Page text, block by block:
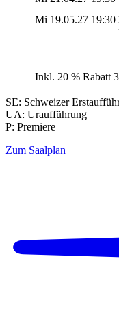
Mi 19.05.27 19:30
Inkl. 20 % Rabatt
SE: Schweizer
UA: Uraufführung
P: Premiere
Zum Saalplan